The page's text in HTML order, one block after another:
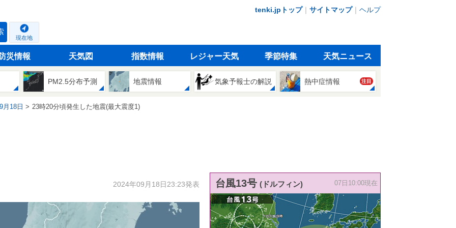
tenki.jpトップ｜ サイトマップ｜ ヘルプ
現在地
災情報 天気図 指数情報 レジャー天気 季節特集 天気ニュース
PM2.5分布予測 地震情報 気象予報士の解説 熱中症情報 注目
月18日 23時20分頃発生した地震(最大震度1)
2024年09月18日23:23発表 台風13号 (ドルフィン) 07日10:00現在